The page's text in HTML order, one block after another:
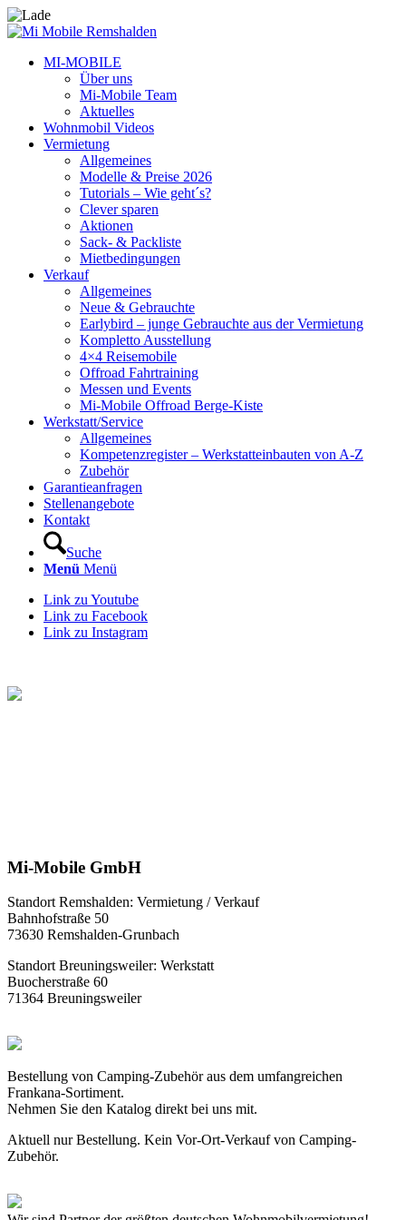
MI-MOBILE
Über uns
Mi-Mobile Team
Aktuelles
Wohnmobil Videos
Vermietung
Allgemeines
Modelle & Preise 2026
Tutorials – Wie geht´s?
Clever sparen
Aktionen
Sack- & Packliste
Mietbedingungen
Verkauf
Allgemeines
Neue & Gebrauchte
Earlybird – junge Gebrauchte aus der Vermietung
Kompletto Ausstellung
4×4 Reisemobile
Offroad Fahrtraining
Messen und Events
Mi-Mobile Offroad Berge-Kiste
Werkstatt/Service
Allgemeines
Kompetenzregister – Werkstatteinbauten von A-Z
Zubehör
Garantieanfragen
Stellenangebote
Kontakt
Suche
Menü Menü
Link zu Youtube
Link zu Facebook
Link zu Instagram
Mi-Mobile GmbH
Standort Remshalden: Vermietung / Verkauf
Bahnhofstraße 50
73630 Remshalden-Grunbach
Standort Breuningsweiler: Werkstatt
Buocherstraße 60
71364 Breuningsweiler
Bestellung von Camping-Zubehör aus dem umfangreichen
Frankana-Sortiment.
Nehmen Sie den Katalog direkt bei uns mit.
Aktuell nur Bestellung. Kein Vor-Ort-Verkauf von Camping-
Zubehör.